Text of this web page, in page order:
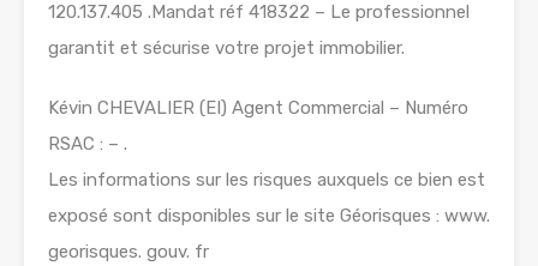
120.137.405 .Mandat réf 418322 – Le professionnel
garantit et sécurise votre projet immobilier.
Kévin CHEVALIER (EI) Agent Commercial – Numéro
RSAC : – .
Les informations sur les risques auxquels ce bien est
exposé sont disponibles sur le site Géorisques : www.
georisques. gouv. fr